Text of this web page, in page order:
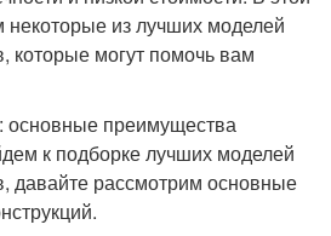
из лучших моделей
которые могут помочь вам
основные преимущества
к подборке лучших моделей
давайте рассмотрим основные